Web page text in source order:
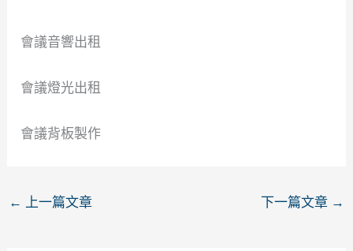
會議音響出租
會議燈光出租
會議背板製作
← 上一篇文章 下一篇文章 →